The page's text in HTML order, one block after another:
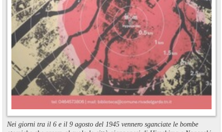
Nei giorni tra il 6 e il 9 agosto del 1945 vennero sganciate le bombe